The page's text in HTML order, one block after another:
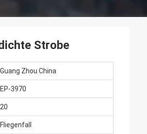
Strobe
Guang Zhou China
EP-3970
20
Fliegenfall